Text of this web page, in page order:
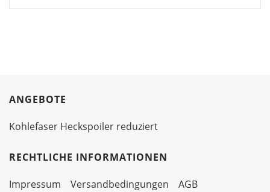
ANGEBOTE
Kohlefaser Heckspoiler reduziert
RECHTLICHE INFORMATIONEN
Impressum Versandbedingungen
AGB